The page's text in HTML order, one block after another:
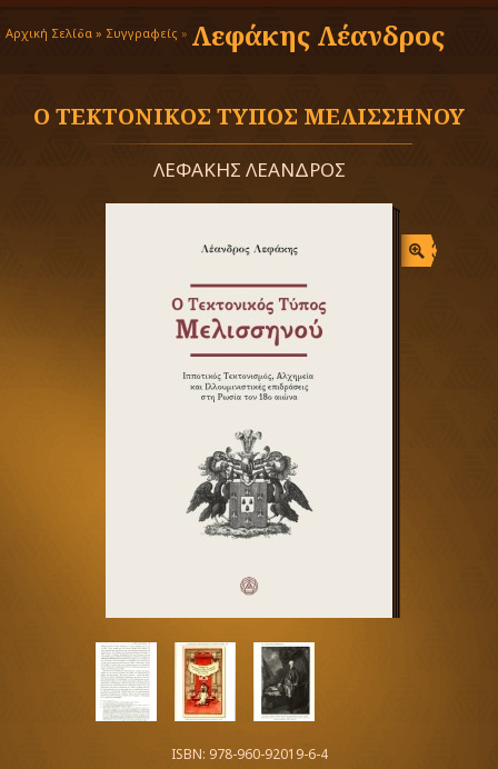
Αρχική Σελίδα » Συγγραφείς » Λεφάκης Λέανδρος
Ο ΤΕΚΤΟΝΙΚΟΣ ΤΥΠΟΣ ΜΕΛΙΣΣΗΝΟΥ
ΛΕΦΑΚΗΣ ΛΕΑΝΔΡΟΣ
ISBN: 978-960-92019-6-4